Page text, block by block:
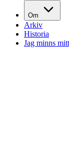
Om
Arkiv
Historia
Jag minns